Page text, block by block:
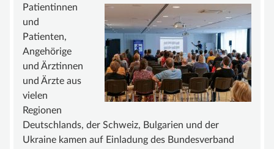
BEIRAT
FÖRDERMITGLIEDER
SATZUNG
WISSEN
GEFÄSSANOMALIE
MALFORMATION
GROSSWUCHSSYNDROM
Patientinnen
und
Patienten,
Angehörige
und Ärztinnen
und Ärzte aus
vielen
Regionen
Deutschlands, der Schweiz, Bulgarien und der
Ukraine kamen auf Einladung des Bundesverband